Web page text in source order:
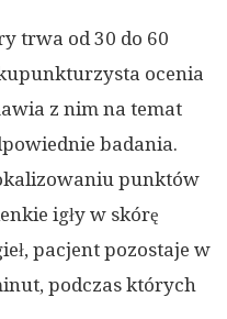
trwa od 30 do 60
ocenia
z nim na temat
badania.
punktów
igły w skórę
pacjent pozostaje w
podczas których